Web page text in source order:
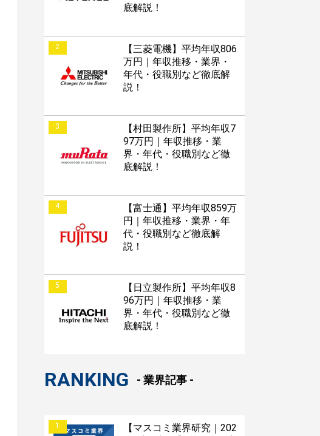
底解説！
2
【三菱電機】平均年収806
万円｜年収推移・業界・
年代・役職別など徹底解
説！
3
【村田製作所】平均年収7
97万円｜年収推移・業
界・年代・役職別など徹
底解説！
4
【富士通】平均年収859万
円｜年収推移・業界・年
代・役職別など徹底解
説！
5
【日立製作所】平均年収8
96万円｜年収推移・業
界・年代・役職別など徹
底解説！
RANKING - 業界記事 -
1
【マスコミ業界研究｜202